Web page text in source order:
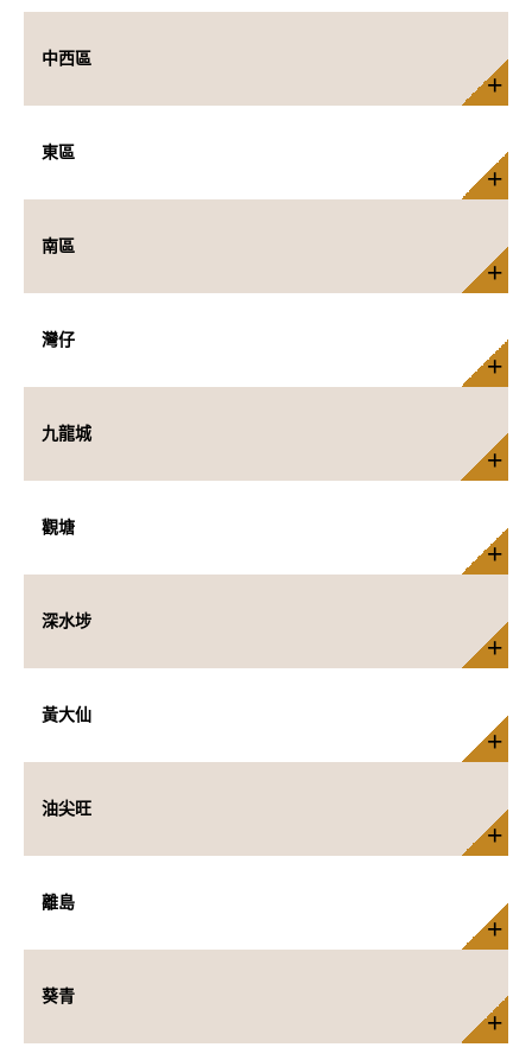
中西區
東區
南區
灣仔
九龍城
觀塘
深水埗
黃大仙
油尖旺
離島
葵青